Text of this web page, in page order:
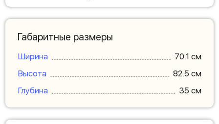
Габаритные размеры
Ширина
70.1 см
Высота
82.5 см
Глубина
35 см